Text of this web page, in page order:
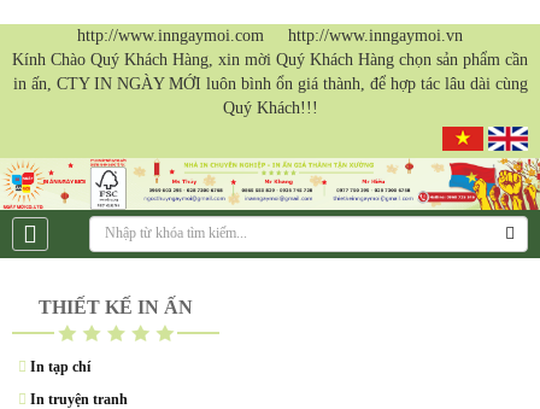
http://www.inngaymoi.com http://www.inngaymoi.vn
Kính Chào Quý Khách Hàng, xin mời Quý Khách Hàng chọn sản phẩm cần
in ấn, CTY IN NGÀY MỚI luôn bình ổn giá thành, để hợp tác lâu dài cùng
Quý Khách!!!
THIẾT KẾ IN ẤN
In tạp chí
In truyện tranh